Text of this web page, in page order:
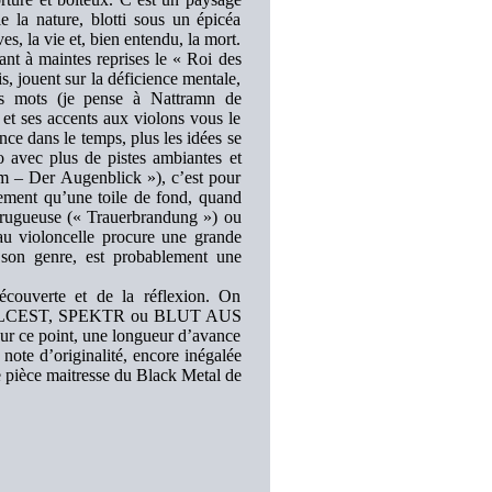
la nature, blotti sous un épicéa
la vie et, bien entendu, la mort.
à maintes reprises le « Roi des
jouent sur la déficience mentale,
mots (je pense à Nattramn de
ses accents aux violons vous le
dans le temps, plus les idées se
avec plus de pistes ambiantes et
– Der Augenblick »), c’est pour
qu’une toile de fond, quand
(« Trauerbrandung ») ou
violoncelle procure une grande
genre, est probablement une
et de la réflexion. On
SPEKTR ou BLUT AUS
ce point, une longueur d’avance
d’originalité, encore inégalée
maitresse du Black Metal de